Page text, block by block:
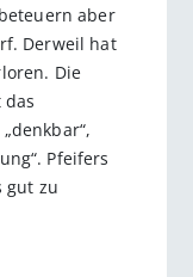
aber
Derweil hat
Die
das
Pfeifers
gut zu